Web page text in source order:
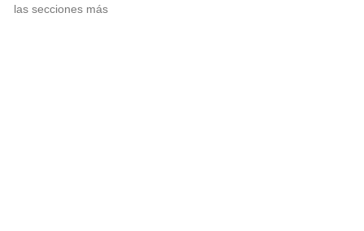
las secciones más